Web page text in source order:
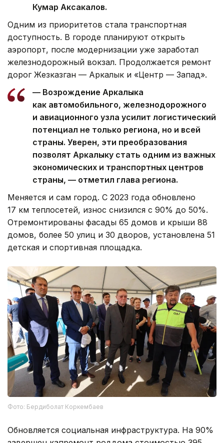
Кумар Аксакалов.
Одним из приоритетов стала транспортная
доступность. В городе планируют открыть
аэропорт, после модернизации уже заработал
железнодорожный вокзал. Продолжается ремонт
дорог Жезказган — Аркалык и «Центр — Запад».
— Возрождение Аркалыка
как автомобильного, железнодорожного
и авиационного узла усилит логистический
потенциал не только региона, но и всей
страны. Уверен, эти преобразования
позволят Аркалыку стать одним из важных
экономических и транспортных центров
страны, — отметил глава региона.
Меняется и сам город. С 2023 года обновлено
17 км теплосетей, износ снизился с 90% до 50%.
Отремонтированы фасады 65 домов и крыши 88
домов, более 50 улиц и 30 дворов, установлена 51
детская и спортивная площадка.
Фото: Бердиболат Коркембаев
Обновляется социальная инфраструктура. На 90%